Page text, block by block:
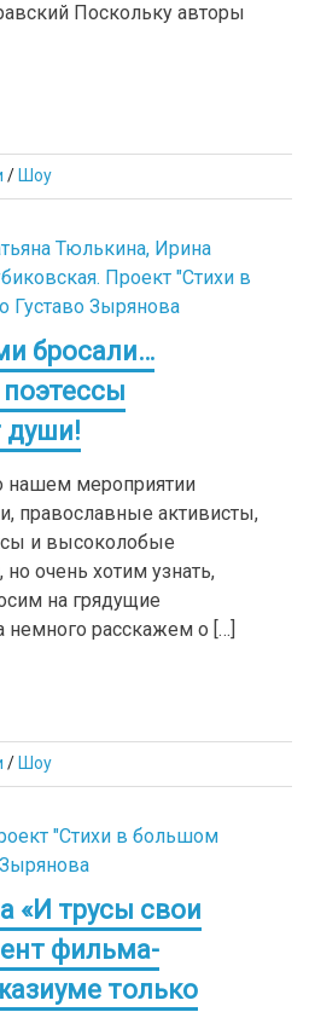
Поскольку авторы
/ Шоу
бросали…
души!
нашем мероприятии
православные активисты,
и высоколобые
очень хотим узнать,
на грядущие
немного расскажем о […]
/ Шоу
«И трусы свои
фильма-
только